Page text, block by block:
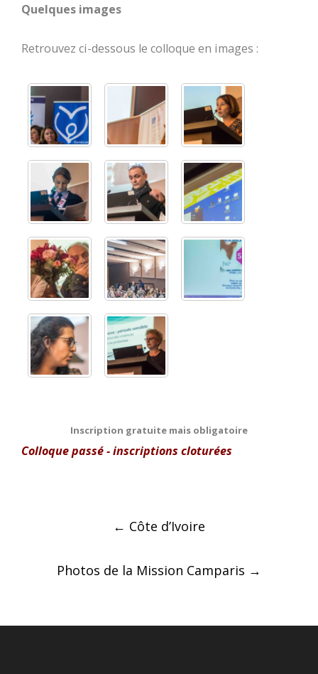
Quelques images
Retrouvez ci-dessous le colloque en images :
Inscription gratuite mais obligatoire
Colloque passé - inscriptions cloturées
← Côte d’Ivoire
Photos de la Mission Camparis →